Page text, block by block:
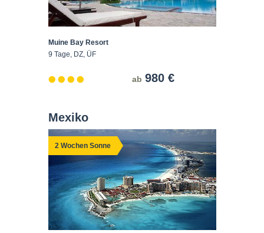
Muine Bay Resort
9 Tage, DZ, ÜF
ab 980 €
Mexiko
2 Wochen Sonne